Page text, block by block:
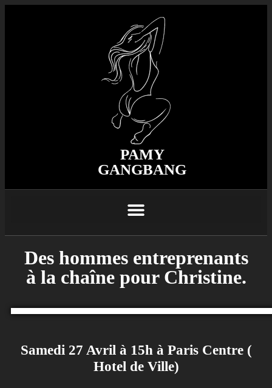
PAMY
GANGBANG
Des hommes entreprenants
à la chaîne pour Christine.
Samedi 27 Avril à 15h à Paris Centre (
Hotel de Ville)